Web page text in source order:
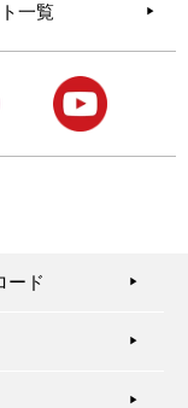
一覧
ード ▶︎
▶︎
▶︎